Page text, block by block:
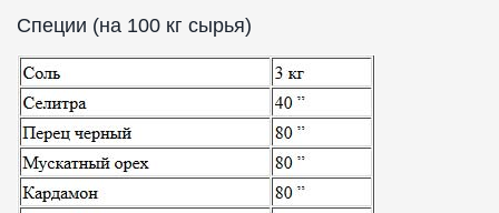
Специи (на 100 кг сырья)